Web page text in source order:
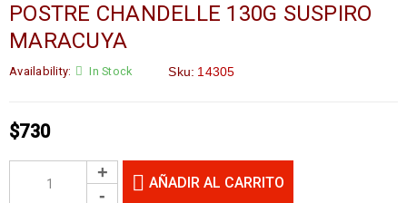
POSTRE CHANDELLE 130G SUSPIRO
MARACUYA
Availability: In Stock Sku: 14305
$730
AÑADIR AL CARRITO